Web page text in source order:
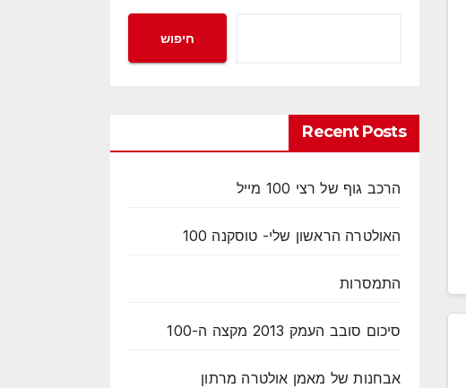
חיפוש
Recent Posts
הרכב גוף של רצי 100 מייל
האולטרה הראשון שלי- טוסקנה 100
התמסרות
סיכום סובב העמק 2013 מקצה ה-100
אבחנות של מאמן אולטרה מרתון